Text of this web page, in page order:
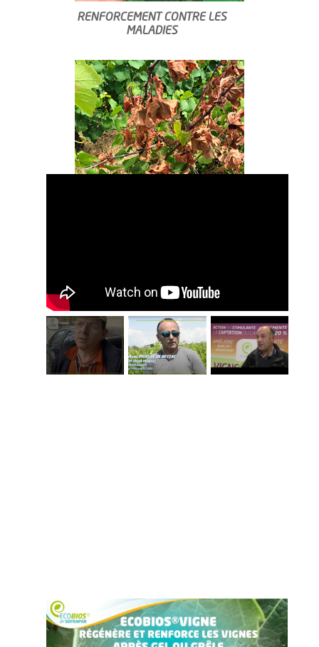
RENFORCEMENT CONTRE LES
MALADIES